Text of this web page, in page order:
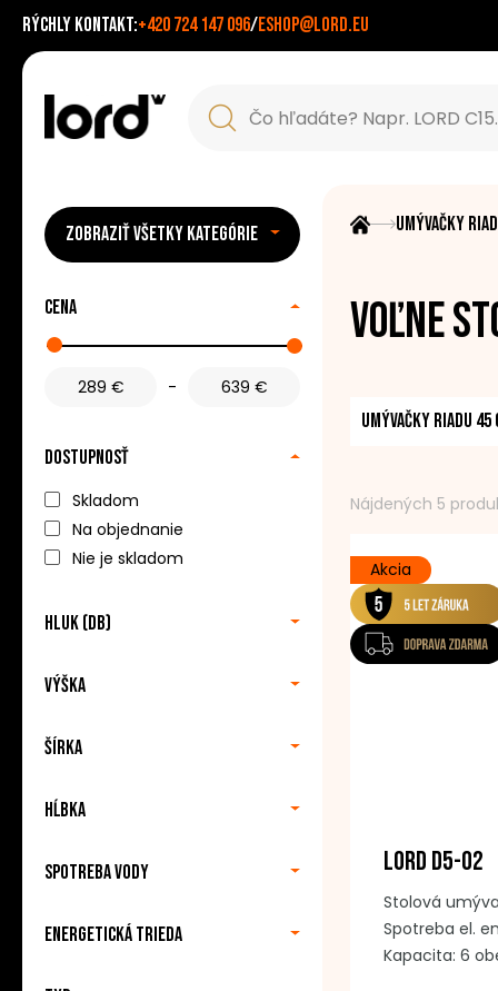
Rýchly kontakt:+420 724 147 096/eshop@lord.eu
ZOBRAZIŤ VŠETKY KATEGÓRIE
Cena
-
Dostupnosť
Skladom
Na objednanie
Nie je skladom
Hluk (db)
Výška
Šírka
Hĺbka
Spotreba vody
Energetická trieda
Umývačky
Voľne
Umývačky riadu
Nájdených 5
Akcia
LORD D5-02
Stolová
Spotreba el.
Kapacita: 6